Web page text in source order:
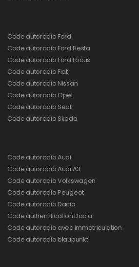
Code autoradio Ford
Code autoradio Ford Fiesta
Code autoradio Ford Focus
Code autoradio Fiat
Code autoradio Nissan
Code autoradio Opel
Code autoradio Seat
Code autoradio Skoda
Code autoradio Audi
Code autoradio Audi A3
Code autoradio Volkswagen
Code autoradio Peugeot
Code autoradio Dacia
Code authentification Dacia
Code autoradio avec immatriculation
Code autoradio blaupunkt